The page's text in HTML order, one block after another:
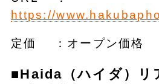
https://
定価 ：オープン価格
■Haida（ハイダ）リ